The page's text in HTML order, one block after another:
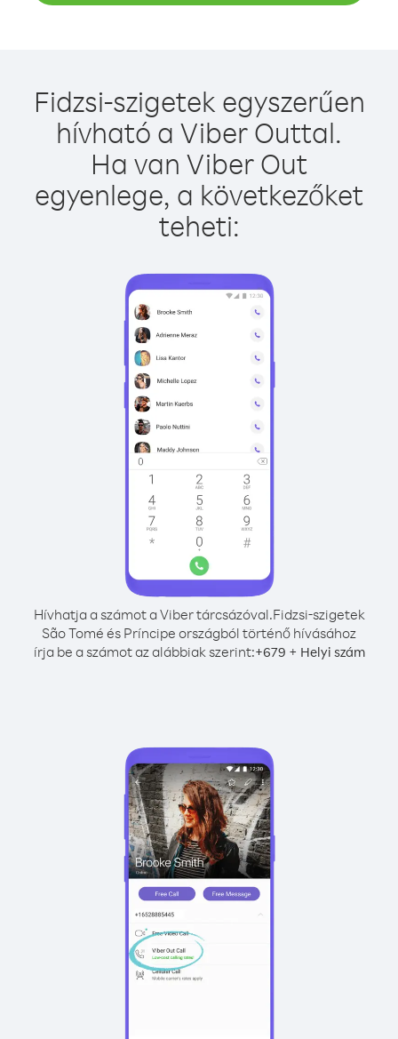
Fidzsi-szigetek egyszerűen
hívható a Viber Outtal.
Ha van Viber Out
egyenlege, a következőket
teheti:
Hívhatja a számot a Viber tárcsázóval.Fidzsi-szigetek
São Tomé és Príncipe országból történő hívásához
írja be a számot az alábbiak szerint:+679 + Helyi szám